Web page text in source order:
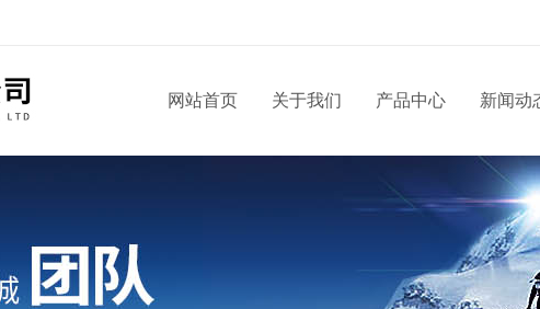
网站首页 关于我们 产品中心 新闻动